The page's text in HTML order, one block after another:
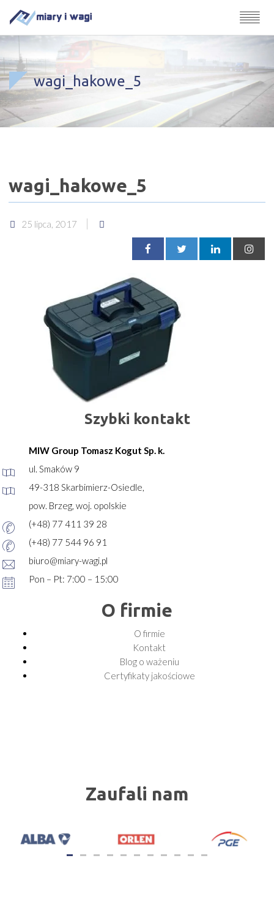
wagi_hakowe_5
wagi_hakowe_5
25 lipca, 2017
Szybki kontakt
MIW Group Tomasz Kogut Sp. k.
ul. Smaków 9
49-318 Skarbimierz-Osiedle,
pow. Brzeg, woj. opolskie
(+48) 77 411 39 28
(+48) 77 544 96 91
biuro@miary-wagi.pl
Pon – Pt: 7:00 – 15:00
O firmie
O firmie
Kontakt
Blog o ważeniu
Certyfikaty jakościowe
Zaufali nam